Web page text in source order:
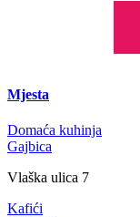
Mjesta
Domaća kuhinja
Gajbica
Vlaška ulica 7
Kafići